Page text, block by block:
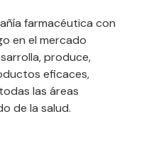
farmacéutica con
en el mercado
produce,
eficaces,
las áreas
de la salud.